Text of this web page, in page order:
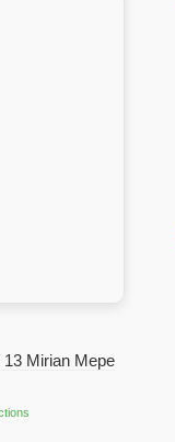
Mirian Mepe